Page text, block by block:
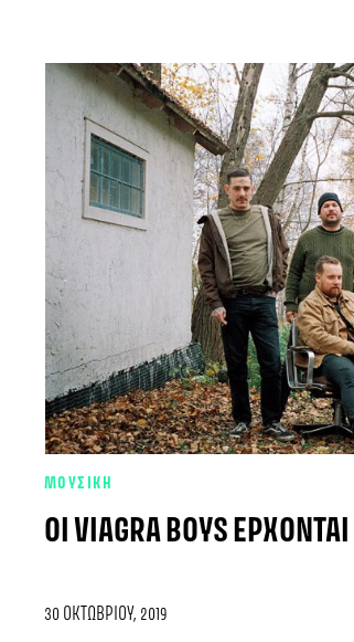
ΜΟΥΣΙΚΗ
ΟΙ VIAGRA BOYS
30 ΟΚΤΩΒΡΊΟΥ, 2019